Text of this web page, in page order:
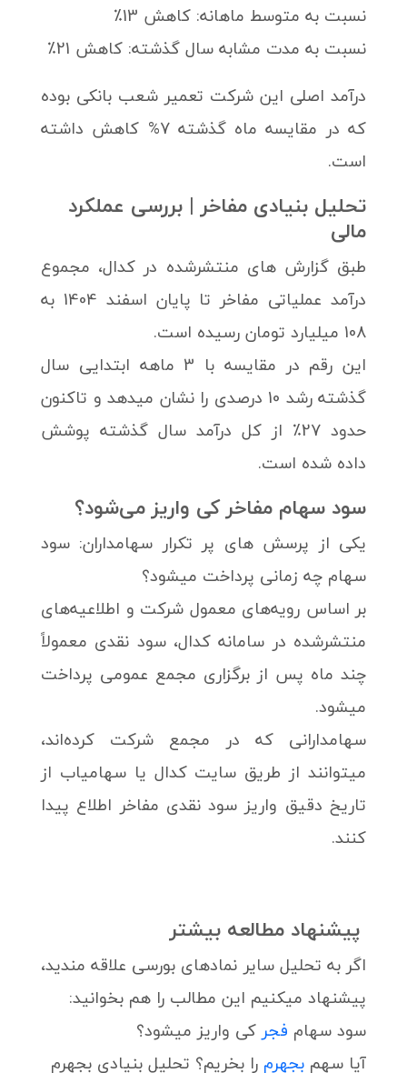
نسبت به متوسط ماهانه: کاهش 13٪
نسبت به مدت مشابه سال گذشته: کاهش 21٪
درآمد اصلی این شرکت تعمیر شعب بانکی بوده
که در مقایسه ماه گذشته 7% کاهش داشته
است.
تحلیل بنیادی مفاخر | بررسی عملکرد
مالی
طبق گزارش های منتشرشده در کدال، مجموع
درآمد عملیاتی مفاخر تا پایان اسفند 1404 به
108 میلیارد تومان رسیده است.
این رقم در مقایسه با 3 ماهه ابتدایی سال
گذشته رشد 10 درصدی را نشان میدهد و تاکنون
حدود 27٪ از کل درآمد سال گذشته پوشش
داده شده است.
سود سهام مفاخر کی واریز می‌شود؟
یکی از پرسش های پر تکرار سهامداران: سود
سهام چه زمانی پرداخت میشود؟
بر اساس رویه‌های معمول شرکت و اطلاعیه‌های
منتشرشده در سامانه کدال، سود نقدی معمولاً
چند ماه پس از برگزاری مجمع عمومی پرداخت
میشود.
سهامدارانی که در مجمع شرکت کرده‌اند،
میتوانند از طریق سایت کدال یا سهامیاب از
تاریخ دقیق واریز سود نقدی مفاخر اطلاع پیدا
کنند.
پیشنهاد مطالعه بیشتر
اگر به تحلیل سایر نمادهای بورسی علاقه مندید،
پیشنهاد میکنیم این مطالب را هم بخوانید:
سود سهام فجر کی واریز میشود؟
آیا سهم بجهرم را بخریم؟ تحلیل بنیادی بجهرم